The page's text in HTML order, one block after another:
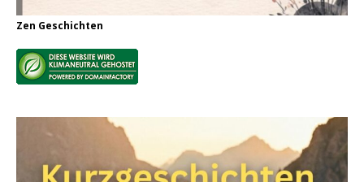
Zen Geschichten